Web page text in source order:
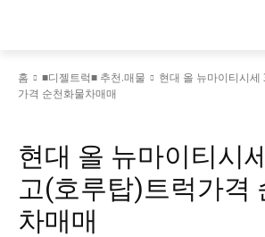
홈 ■디젤트럭■ 추천.매물
현대 올 뉴마이티시세
가격 순천화물차매매
현대 올 뉴마이티시
고(호루탑)트럭가격
차매매